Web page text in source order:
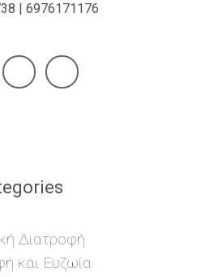
| 6976171176
Διατροφή
και Ευζωία